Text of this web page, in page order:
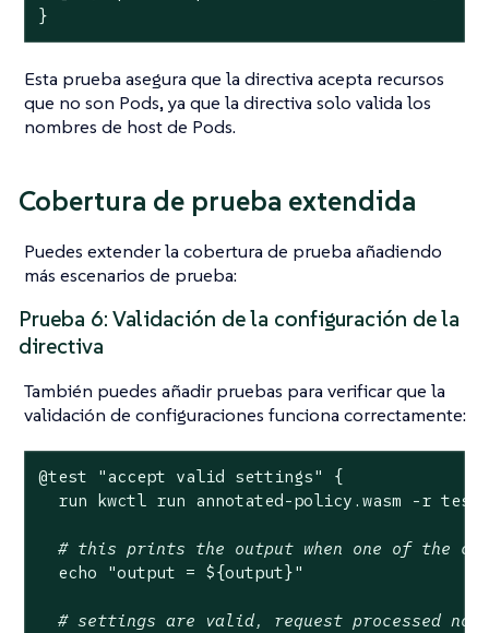
}
Esta prueba asegura que la directiva acepta recursos
que no son Pods, ya que la directiva solo valida los
nombres de host de Pods.
Cobertura de prueba extendida
Puedes extender la cobertura de prueba añadiendo
más escenarios de prueba:
Prueba 6: Validación de la configuración de la
directiva
También puedes añadir pruebas para verificar que la
validación de configuraciones funciona correctamente:
@test "accept valid settings" {
run kwctl run annotated-policy.wasm -r
# this prints the output when one of the
echo
"output = ${output}"
# settings are valid, request processed